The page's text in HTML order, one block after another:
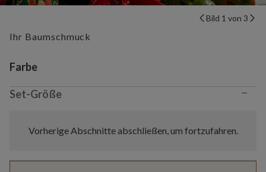
Bild 1 von 3
Ihr Baumschmuck
Variant selection
Farbe
Set-Größe −
Vorherige Abschnitte abschließen, um fortzufahren.